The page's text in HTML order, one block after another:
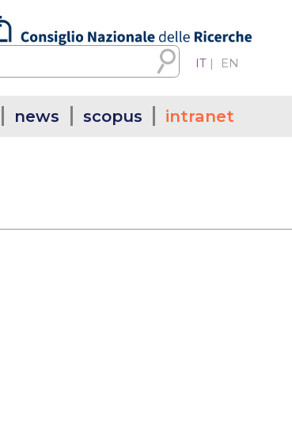
IT| EN
news scopus intranet